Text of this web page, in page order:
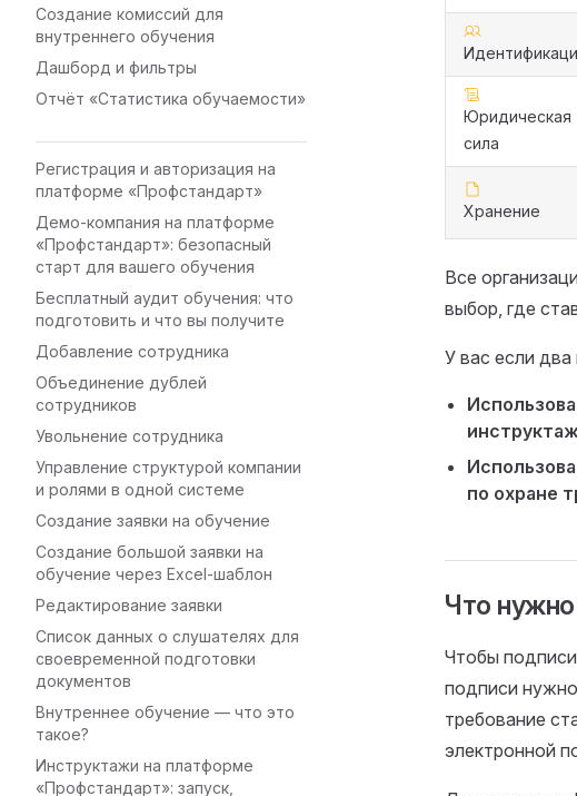
Создание комиссий для
внутреннего обучения
Дашборд и фильтры
Отчёт «Статистика обучаемости»
Регистрация и авторизация на
платформе «Профстандарт»
Демо-компания на платформе
«Профстандарт»: безопасный
старт для вашего обучения
Бесплатный аудит обучения: что
подготовить и что вы получите
Добавление сотрудника
Объединение дублей
сотрудников
Увольнение сотрудника
Управление структурой компании
и ролями в одной системе
Создание заявки на обучение
Создание большой заявки на
обучение через Excel-шаблон
Редактирование заявки
Список данных о слушателях для
своевременной подготовки
документов
Внутреннее обучение — что это
такое?
Инструктажи на платформе
«Профстандарт»: запуск,
Юридическая
сила
Хранение
Все
выбор, где
У вас если
по охране
Что
Чтобы
подписи
требование
электронной